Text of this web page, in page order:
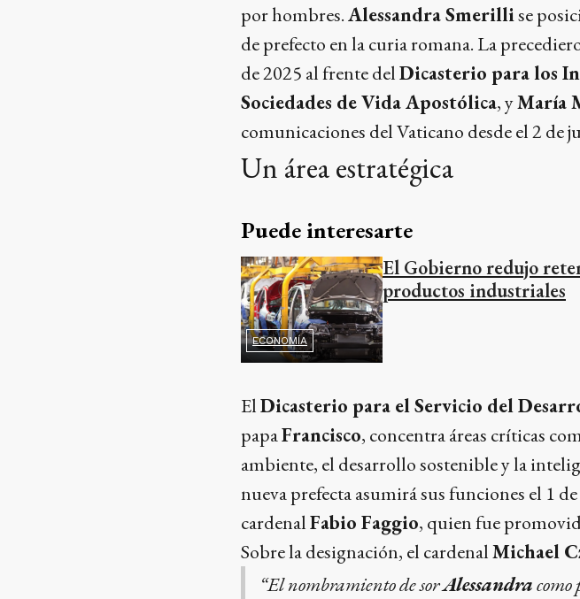
por hombres.Alessandra Smerillise
de prefecto en la curia romana. La
de 2025 al frente delDicasterio para los
Sociedades de Vida Apostólica, yMaría
comunicaciones del Vaticano desde el 2 de
Un área estratégica
Puede interesarte
ECONOMÍA
El Gobierno redujo
productos industriales
ElDicasterio para el Servicio del
papaFrancisco, concentra áreas críticas
ambiente, el desarrollo sostenible y la
nueva prefecta asumirá sus funciones el 1
cardenalFabio Faggio, quien fue
Sobre la designación, el cardenalMichael
“El nombramiento de sorAlessandracomo